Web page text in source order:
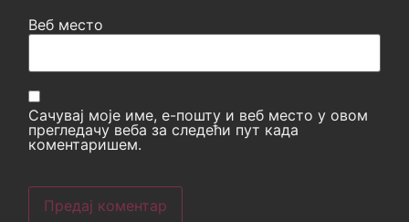
Веб место
Сачувај моје име, е-пошту и веб место у овом
прегледачу веба за следећи пут када
коментаришем.